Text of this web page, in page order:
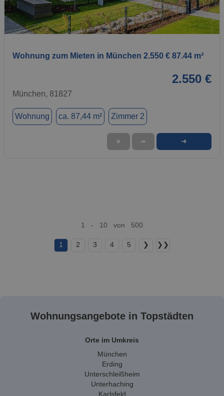
1 / 1
Wohnung zum Mieten in München 2.550 € 87.44 m²
2.550 €
München, 81827
Wohnung ca. 87,44 m² Zimmer 2
★ ➦ ➜
1 - 10 von 500
1 2 3 4 5 ❯ ❯❯
Wohnungsangebote in Topstädten
Orte im Umkreis
München
Erding
Unterschleißheim
Unterhaching
Karlsfeld